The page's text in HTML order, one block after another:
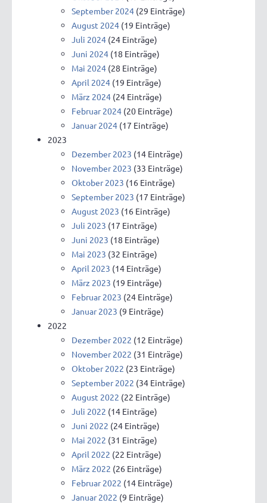
September 2024 (29 Einträge)
August 2024 (19 Einträge)
Juli 2024 (24 Einträge)
Juni 2024 (18 Einträge)
Mai 2024 (28 Einträge)
April 2024 (19 Einträge)
März 2024 (24 Einträge)
Februar 2024 (20 Einträge)
Januar 2024 (17 Einträge)
2023
Dezember 2023 (14 Einträge)
November 2023 (33 Einträge)
Oktober 2023 (16 Einträge)
September 2023 (17 Einträge)
August 2023 (16 Einträge)
Juli 2023 (17 Einträge)
Juni 2023 (18 Einträge)
Mai 2023 (32 Einträge)
April 2023 (14 Einträge)
März 2023 (19 Einträge)
Februar 2023 (24 Einträge)
Januar 2023 (9 Einträge)
2022
Dezember 2022 (12 Einträge)
November 2022 (31 Einträge)
Oktober 2022 (23 Einträge)
September 2022 (34 Einträge)
August 2022 (22 Einträge)
Juli 2022 (14 Einträge)
Juni 2022 (24 Einträge)
Mai 2022 (31 Einträge)
April 2022 (22 Einträge)
März 2022 (26 Einträge)
Februar 2022 (14 Einträge)
Januar 2022 (9 Einträge)